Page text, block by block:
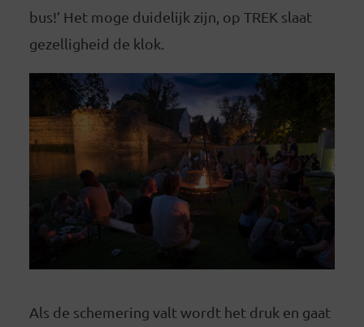
bus!’ Het moge duidelijk zijn, op TREK slaat
gezelligheid de klok.
Als de schemering valt wordt het druk en gaat